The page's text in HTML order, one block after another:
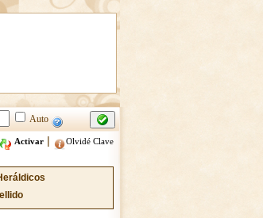
Auto
Activar| Olvidé Clave